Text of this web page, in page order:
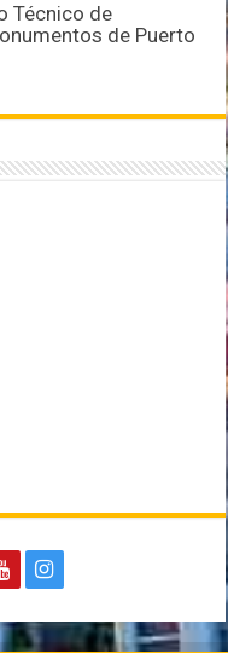
Técnico de
de Puerto